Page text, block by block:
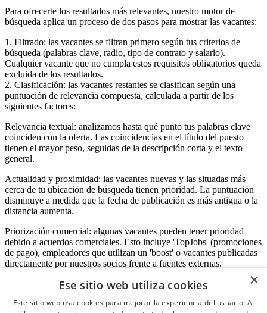
Para ofrecerte los resultados más relevantes, nuestro motor de
búsqueda aplica un proceso de dos pasos para mostrar las vacantes:
1. Filtrado: las vacantes se filtran primero según tus criterios de
búsqueda (palabras clave, radio, tipo de contrato y salario).
Cualquier vacante que no cumpla estos requisitos obligatorios queda
excluida de los resultados.
2. Clasificación: las vacantes restantes se clasifican según una
puntuación de relevancia compuesta, calculada a partir de los
siguientes factores:
Relevancia textual: analizamos hasta qué punto tus palabras clave
coinciden con la oferta. Las coincidencias en el título del puesto
tienen el mayor peso, seguidas de la descripción corta y el texto
general.
Actualidad y proximidad: las vacantes nuevas y las situadas más
cerca de tu ubicación de búsqueda tienen prioridad. La puntuación
disminuye a medida que la fecha de publicación es más antigua o la
distancia aumenta.
Priorización comercial: algunas vacantes pueden tener prioridad
debido a acuerdos comerciales. Esto incluye 'TopJobs' (promociones
de pago), empleadores que utilizan un 'boost' o vacantes publicadas
directamente por nuestros socios frente a fuentes externas.
Acceso empresas
×
Ese sitio web utiliza cookies
Este sitio web usa cookies para mejorar la experiencia del usuario. Al